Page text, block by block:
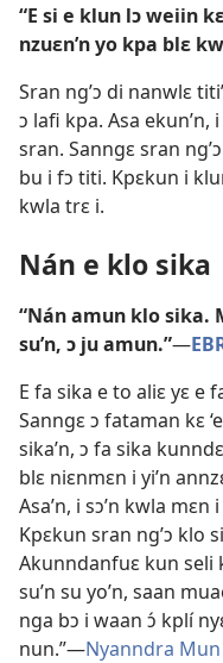
“E si e klun lɔ weiin
nzuɛn’n yo kpa blɛ
Sran ng’ɔ di nanwlɛ
ɔ lafi kpa. Asa ekun’n,
sran. Sanngɛ sran
bu i fɔ titi. Kpɛkun i
kwla trɛ i.
Nán e klo sika
“Nán amun klo sika.
su’n, ɔ ju amun.”—​
E fa sika e to aliɛ yɛ e
Sanngɛ ɔ fataman kɛ
sika’n, ɔ fa sika
blɛ niɛnmɛn i yi’n
Asa’n, i sɔ’n kwla mɛn
Kpɛkun sran ng’ɔ klo
Akunndanfuɛ kun seli
su’n su yo’n, saan
nga bɔ i waan ɔ́ kplí
nun.”—​Nyanndra Mun